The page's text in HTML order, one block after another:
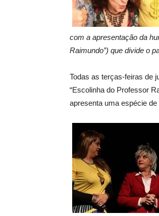
com a apresentação da
Raimundo”) que divide o
Todas as terças-feiras de
“Escolinha do Professor
apresenta uma espécie